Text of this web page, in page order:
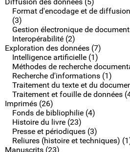
Format d'encodage et de
(3)
Gestion électronique de
Interopérabilité (2)
Exploration des données (7)
Intelligence artificielle (1)
Méthodes de recherche
Recherche d'informations (1)
Traitement du texte et du
Traitement et fouille de données
Imprimés (26)
Fonds de bibliophilie (4)
Histoire du livre (23)
Presse et périodiques (3)
Reliures (histoire et techniques)
Manuscrits (23)